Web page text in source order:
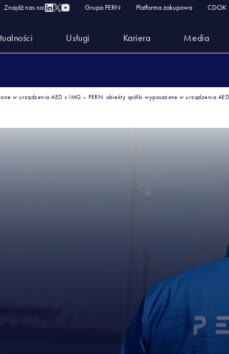
Znajdź nas na: Grupa PERN Platforma zakupowa CDOK
Usługi Kariera Media
w urządzenia AED » IMG – PERN: obiekty spółki wyposażone w urządzenia AED